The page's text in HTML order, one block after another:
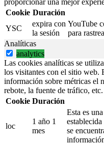
proporcionar una mejor
Cookie Duración
YSC
expira con
la sesión
YouTube
para
Analíticas
analytics
Las cookies analíticas se
los visitantes con el sitio web.
información sobre métricas el
rebote, la fuente de tráfico, etc.
Cookie Duración
loc
1 año 1
mes
Esta es
se